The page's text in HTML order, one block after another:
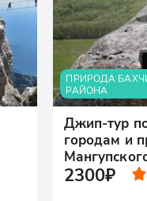
ПРИРОДА
РАЙОНА
Джип-тур
городам и
2300₽